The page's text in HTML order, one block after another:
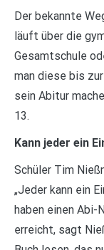
Der bekannte
läuft über die
Gesamtschule
man diese bis
sein Abitur
13.
Kann jeder ein
Schüler Tim
„Jeder kann ein
haben einen Abi-
erreicht, sagt